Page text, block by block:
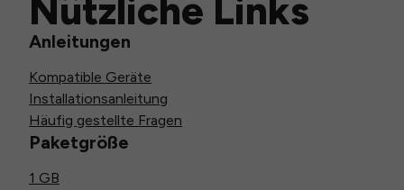
Nützliche Links
Anleitungen
Kompatible Geräte
Installationsanleitung
Häufig gestellte Fragen
Paketgröße
1 GB